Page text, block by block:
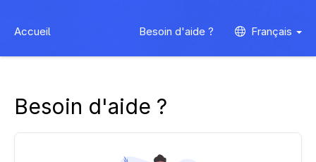
Accueil Besoin d'aide ? Français
Besoin d'aide ?